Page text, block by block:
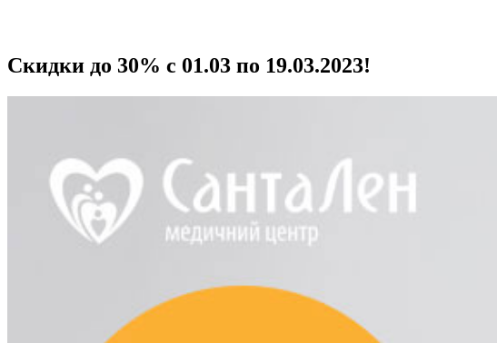
Скидки до 30% с 01.03 по 19.03.2023!